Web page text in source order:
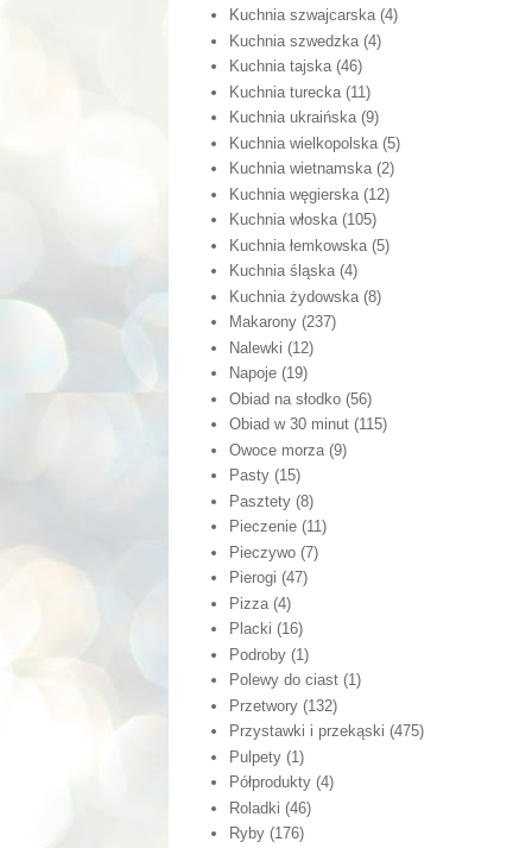
Kuchnia szwajcarska (4)
Kuchnia szwedzka (4)
Kuchnia tajska (46)
Kuchnia turecka (11)
Kuchnia ukraińska (9)
Kuchnia wielkopolska (5)
Kuchnia wietnamska (2)
Kuchnia węgierska (12)
Kuchnia włoska (105)
Kuchnia łemkowska (5)
Kuchnia śląska (4)
Kuchnia żydowska (8)
Makarony (237)
Nalewki (12)
Napoje (19)
Obiad na słodko (56)
Obiad w 30 minut (115)
Owoce morza (9)
Pasty (15)
Pasztety (8)
Pieczenie (11)
Pieczywo (7)
Pierogi (47)
Pizza (4)
Placki (16)
Podroby (1)
Polewy do ciast (1)
Przetwory (132)
Przystawki i przekąski (475)
Pulpety (1)
Półprodukty (4)
Roladki (46)
Ryby (176)